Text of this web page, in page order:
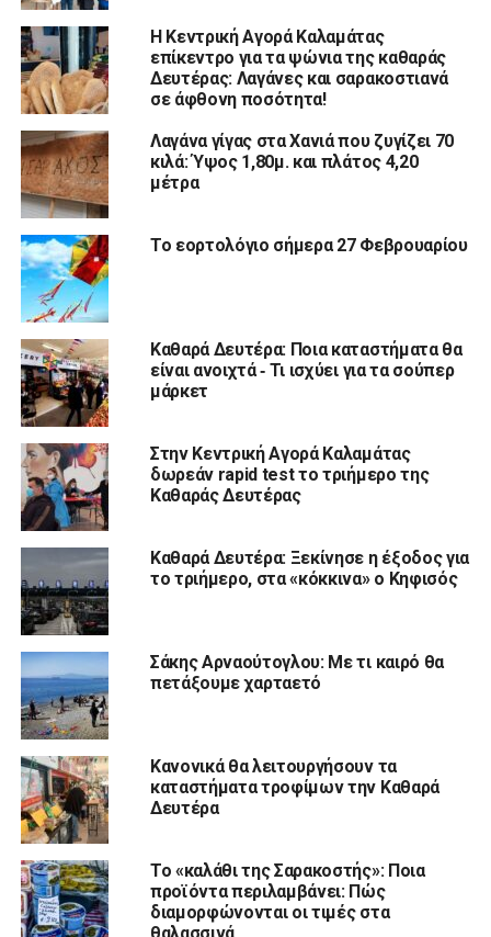
Η Κεντρική Αγορά Καλαμάτας
επίκεντρο για τα ψώνια της καθαράς
Δευτέρας: Λαγάνες και σαρακοστιανά
σε άφθονη ποσότητα!
Λαγάνα γίγας στα Χανιά που ζυγίζει 70
κιλά: Ύψος 1,80μ. και πλάτος 4,20
μέτρα
Το εορτολόγιο σήμερα 27 Φεβρουαρίου
Καθαρά Δευτέρα: Ποια καταστήματα θα
είναι ανοιχτά ‑ Τι ισχύει για τα σούπερ
μάρκετ
Στην Κεντρική Αγορά Καλαμάτας
δωρεάν rapid test το τριήμερο της
Καθαράς Δευτέρας
Καθαρά Δευτέρα: Ξεκίνησε η έξοδος για
το τριήμερο, στα «κόκκινα» ο Κηφισός
Σάκης Αρναούτογλου: Με τι καιρό θα
πετάξουμε χαρταετό
Κανονικά θα λειτουργήσουν τα
καταστήματα τροφίμων την Καθαρά
Δευτέρα
Το «καλάθι της Σαρακοστής»: Ποια
προϊόντα περιλαμβάνει: Πώς
διαμορφώνονται οι τιμές στα